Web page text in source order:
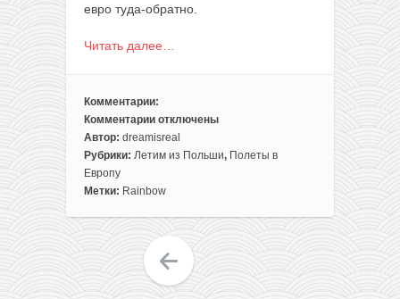
евро туда-обратно.
Читать далее…
Комментарии:
Комментарии
к
записи
Чартерные
рейсы
Испанию
Черногорию
отключены
Автор: dreamisreal
Рубрики: Летим из Польши, Полеты в
Европу
Метки: Rainbow